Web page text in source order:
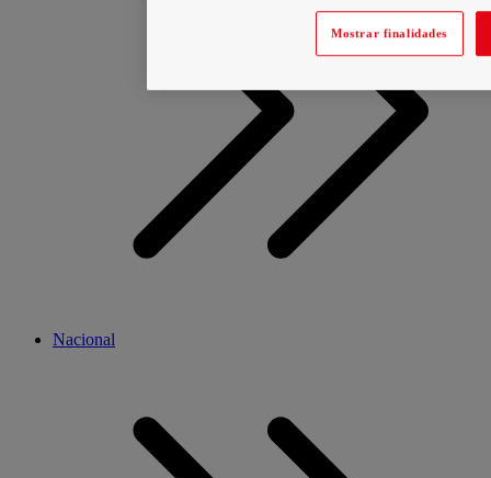
Nacional
Mostrar finalidades